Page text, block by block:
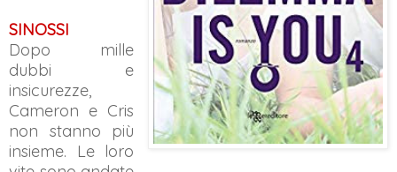
SINOSSI
Dopo mille
dubbi e
insicurezze,
Cameron e Cris
non stanno più
insieme. Le loro